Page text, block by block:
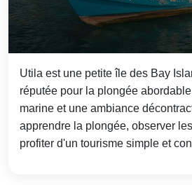
Utila est une petite île des Bay
réputée pour la plongée
marine et une ambiance
apprendre la plongée, observer
profiter d'un tourisme simple et